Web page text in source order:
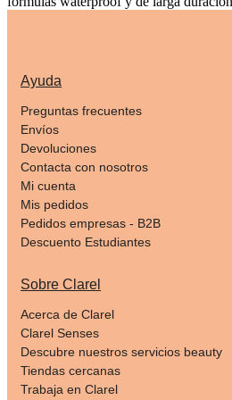
Ayuda
Preguntas frecuentes
Envíos
Devoluciones
Contacta con nosotros
Mi cuenta
Mis pedidos
Pedidos empresas - B2B
Descuento Estudiantes
Sobre Clarel
Acerca de Clarel
Clarel Senses
Descubre nuestros servicios beauty
Tiendas cercanas
Trabaja en Clarel